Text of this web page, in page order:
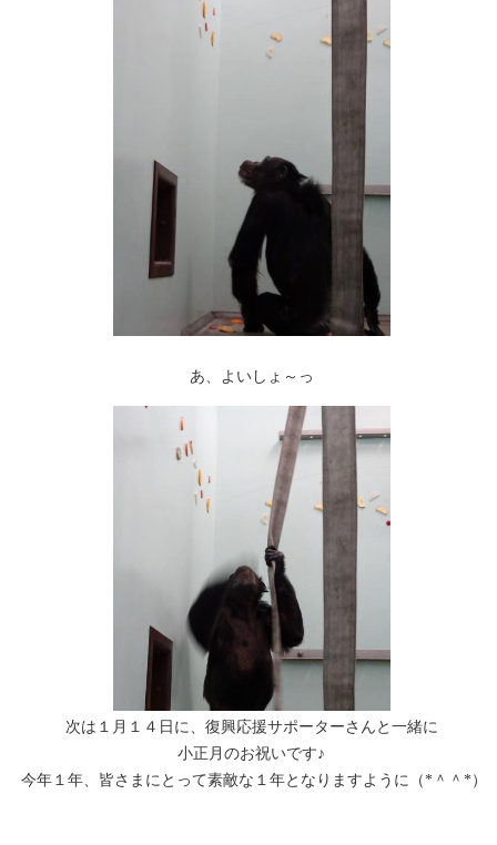
あ、よいしょ～っ
次は１月１４日に、復興応援サポーターさんと一緒に
小正月のお祝いです♪
今年１年、皆さまにとって素敵な１年となりますように（*＾＾*）